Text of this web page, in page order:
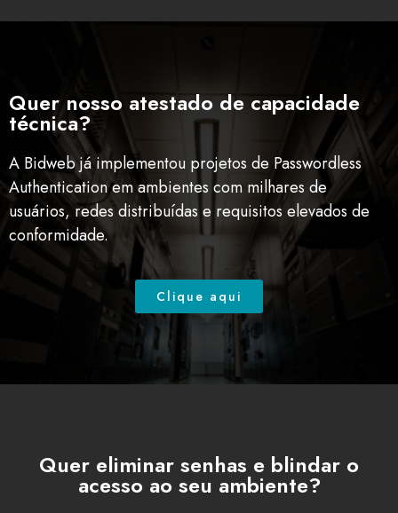
Quer nosso atestado de capacidade
técnica?
A Bidwebjá implementou projetos de Passwordless
Authenticationem ambientes com milhares de
usuários, redes distribuídas e requisitos elevados de
conformidade.
Clique aqui
Quer eliminar senhas e blindar o
acesso ao seu ambiente?